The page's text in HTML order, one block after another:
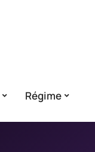
Régime